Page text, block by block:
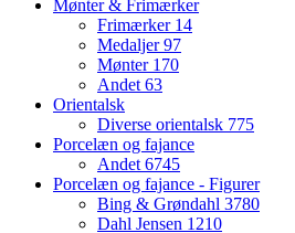
Mønter & Frimærker
Frimærker 14
Medaljer97
Mønter 170
Andet 63
Orientalsk
Diverse orientalsk 775
Porcelæn og fajance
Andet 6745
Porcelæn og fajance - Figurer
Bing & Grøndahl 3780
Dahl Jensen 1210